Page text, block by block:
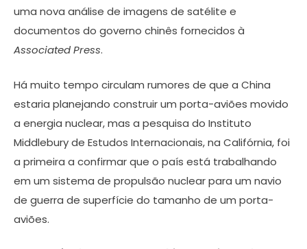
uma nova análise de imagens de satélite e
documentos do governo chinês fornecidos à
Associated Press.
Há muito tempo circulam rumores de que a China
estaria planejando construir um porta-aviões movido
a energia nuclear, mas a pesquisa do Instituto
Middlebury de Estudos Internacionais, na Califórnia, foi
a primeira a confirmar que o país está trabalhando
em um sistema de propulsão nuclear para um navio
de guerra de superfície do tamanho de um porta-
aviões.